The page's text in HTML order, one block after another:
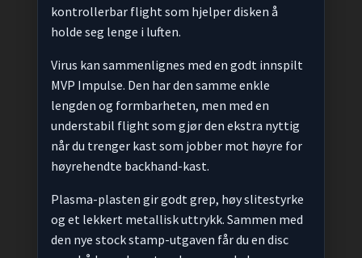
kontrollerbar flight som hjelper disken å
holde seg lenge i luften.
Virus kan sammenlignes med en godt innspilt
MVP Impulse. Den har den samme enkle
lengden og formbarheten, men med en
understabil flight som gjør den ekstra nyttig
når du trenger kast som jobber mot høyre for
høyrehendte backhand-kast.
Plasma-plasten gir godt grep, høy slitestyrke
og et lekkert metallisk uttrykk. Sammen med
den nye stock stamp-utgaven får du en disc